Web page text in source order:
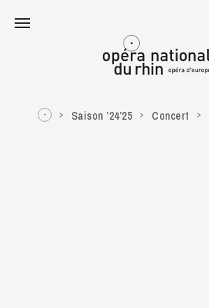
Strasbourg
Saison ’24’25 Concert